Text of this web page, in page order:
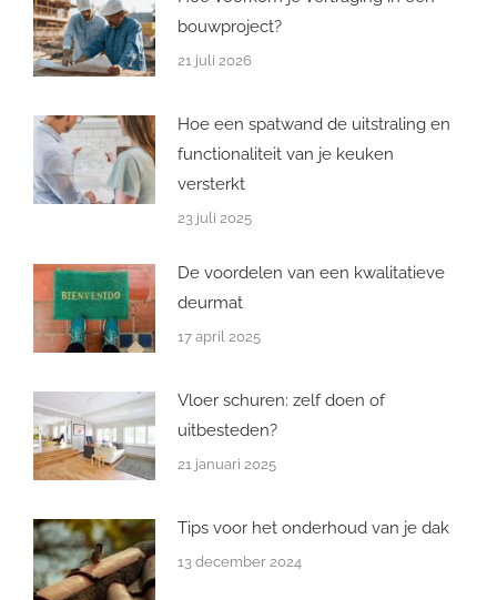
bouwproject?
21 juli 2026
Hoe een spatwand de uitstraling en
functionaliteit van je keuken
versterkt
23 juli 2025
De voordelen van een kwalitatieve
deurmat
17 april 2025
Vloer schuren: zelf doen of
uitbesteden?
21 januari 2025
Tips voor het onderhoud van je dak
13 december 2024